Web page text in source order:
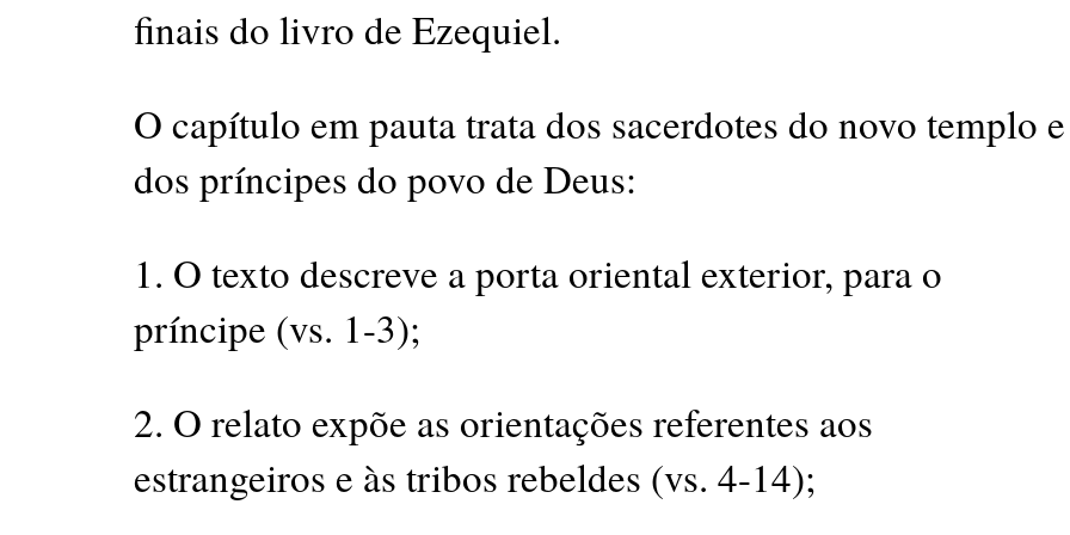
finais do livro de Ezequiel.
O capítulo em pauta trata dos sacerdotes do novo templo e
dos príncipes do povo de Deus:
1. O texto descreve a porta oriental exterior, para o
príncipe (vs. 1-3);
2. O relato expõe as orientações referentes aos
estrangeiros e às tribos rebeldes (vs. 4-14);